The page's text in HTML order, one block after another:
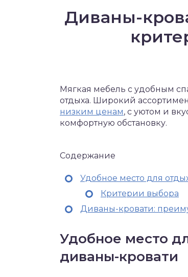
Диваны-
Мягкая мебель с удобным
отдыха. Широкий
низким ценам, с уютом и
комфортную обстановку.
Содержание
Удобное место для
Критерии выбора
Диваны-кровати:
Удобное место
диваны-кровати